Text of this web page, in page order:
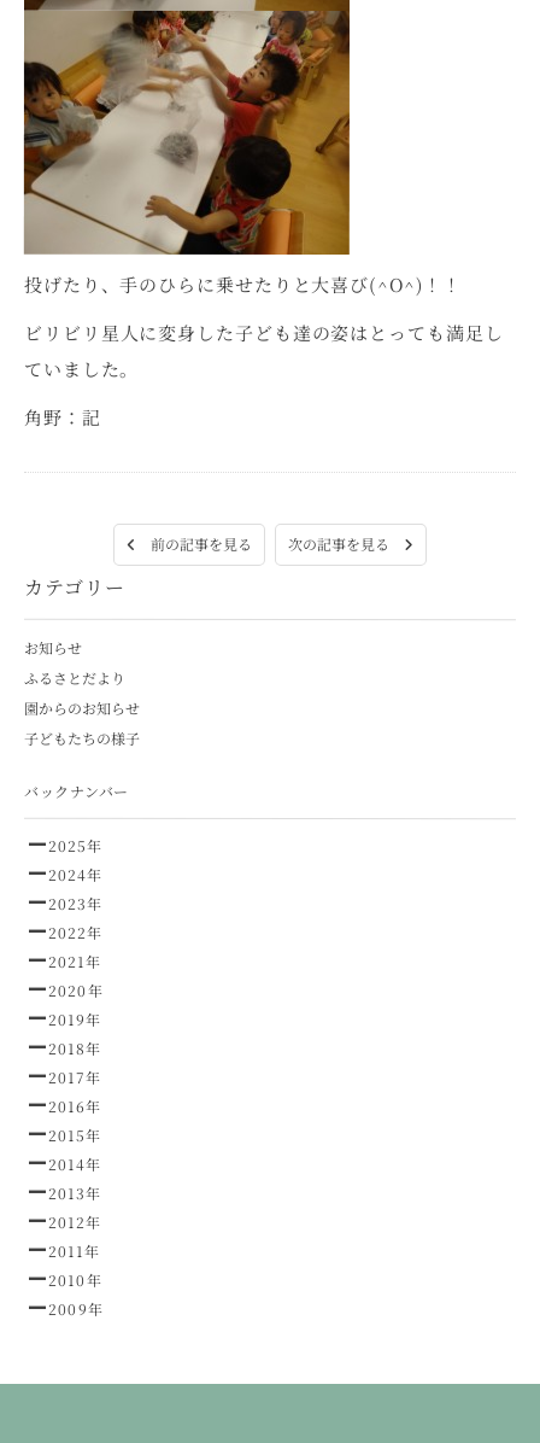
カテゴリー
お知らせ
ふるさとだより
園からのお知らせ
子どもたちの様子
バックナンバー
2025年
2024年
2023年
2022年
2021年
2020年
2019年
2018年
2017年
2016年
2015年
2014年
2013年
2012年
2011年
2010年
2009年
投げたり、手のひらに乗せたりと大喜び(^O^)！！
ビリビリ星人に変身した子ども達の姿はとっても満足し
ていました。
角野：記
前の記事を見る 次の記事を見る